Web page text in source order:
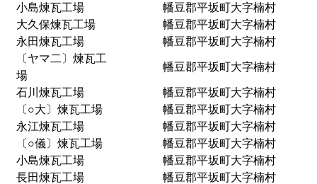
小島煉瓦工場
幡豆郡平坂町大字楠村
大久保煉瓦工場
幡豆郡平坂町大字楠村
永田煉瓦工場
幡豆郡平坂町大字楠村
〔ヤマ二〕煉瓦工
場
幡豆郡平坂町大字楠村
石川煉瓦工場
幡豆郡平坂町大字楠村
〔○大〕煉瓦工場
幡豆郡平坂町大字楠村
永江煉瓦工場
幡豆郡平坂町大字楠村
〔○儀〕煉瓦工場
幡豆郡平坂町大字楠村
小島煉瓦工場
幡豆郡平坂町大字楠村
長田煉瓦工場
幡豆郡平坂町大字楠村